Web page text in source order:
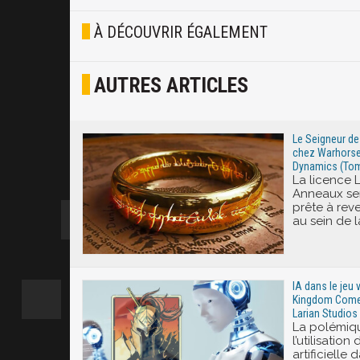
Joyeux
À DÉCOUVRIR ÉGALEMENT
AUTRES ARTICLES
Le Seigneur
chez
Dynamics
La licence
Anneaux
prête à
au sein de
IA dans le jeu
Kingdom
Larian Studios
La
l’utilisation
artificielle